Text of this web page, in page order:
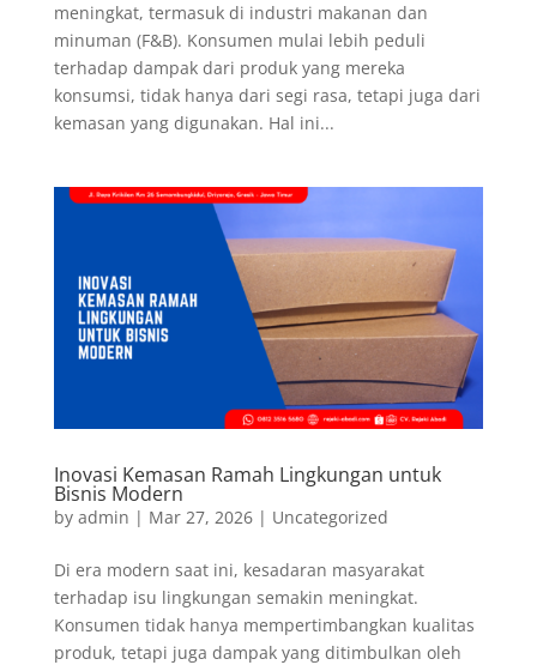
meningkat, termasuk di industri makanan dan
minuman (F&B). Konsumen mulai lebih peduli
terhadap dampak dari produk yang mereka
konsumsi, tidak hanya dari segi rasa, tetapi juga dari
kemasan yang digunakan. Hal ini...
Inovasi Kemasan Ramah Lingkungan untuk
Bisnis Modern
by admin | Mar 27, 2026| Uncategorized
Di era modern saat ini, kesadaran masyarakat
terhadap isu lingkungan semakin meningkat.
Konsumen tidak hanya mempertimbangkan kualitas
produk, tetapi juga dampak yang ditimbulkan oleh